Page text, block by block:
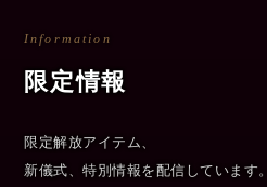
Information
限定情報
限定解放アイテム、
新儀式、特別情報を配信しています。